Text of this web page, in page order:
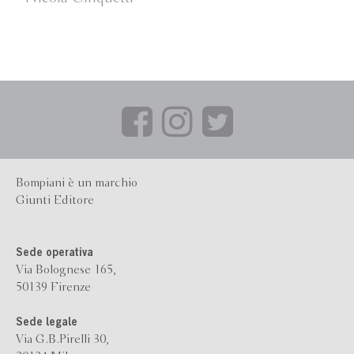
Bompiani è un marchio
Giunti Editore
Sede operativa
Via Bolognese 165,
50139 Firenze
Sede legale
Via G.B.Pirelli 30,